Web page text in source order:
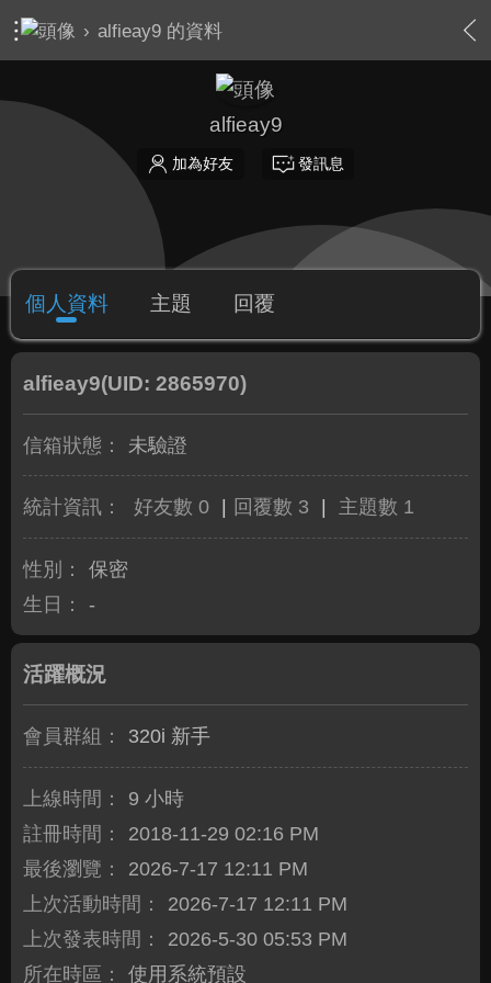
› alfieay9 的資料
alfieay9
加為好友 發訊息
個人資料 主題 回覆
alfieay9(UID: 2865970)
信箱狀態： 未驗證
統計資訊： 好友數 0 回覆數 3 主題數 1
性別：
保密
生日：
-
活躍概況
會員群組： 320i 新手
上線時間：
9 小時
註冊時間：
2018-11-29 02:16 PM
最後瀏覽：
2026-7-17 12:11 PM
上次活動時間：
2026-7-17 12:11 PM
上次發表時間：
2026-5-30 05:53 PM
所在時區：
使用系統預設